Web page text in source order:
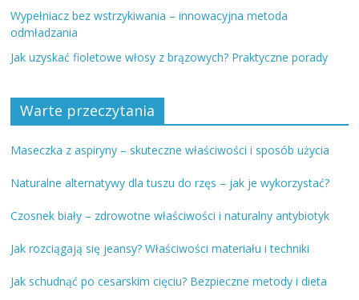
Wypełniacz bez wstrzykiwania – innowacyjna metoda
odmładzania
Jak uzyskać fioletowe włosy z brązowych? Praktyczne porady
Warte przeczytania
Maseczka z aspiryny – skuteczne właściwości i sposób użycia
Naturalne alternatywy dla tuszu do rzęs – jak je wykorzystać?
Czosnek biały – zdrowotne właściwości i naturalny antybiotyk
Jak rozciągają się jeansy? Właściwości materiału i techniki
Jak schudnąć po cesarskim cięciu? Bezpieczne metody i dieta